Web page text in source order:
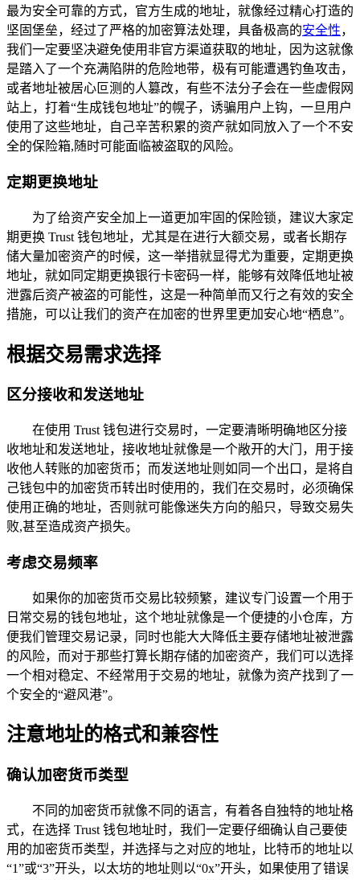
最为安全可靠的方式，官方生成的地址，就像经过精心打造的
坚固堡垒，经过了严格的加密算法处理，具备极高的安全性，
我们一定要坚决避免使用非官方渠道获取的地址，因为这就像
是踏入了一个充满陷阱的危险地带，极有可能遭遇钓鱼攻击，
或者地址被居心叵测的人篡改，有些不法分子会在一些虚假网
站上，打着“生成钱包地址”的幌子，诱骗用户上钩，一旦用户
使用了这些地址，自己辛苦积累的资产就如同放入了一个不安
全的保险箱,随时可能面临被盗取的风险。
定期更换地址
为了给资产安全加上一道更加牢固的保险锁，建议大家定
期更换 Trust 钱包地址，尤其是在进行大额交易，或者长期存
储大量加密资产的时候，这一举措就显得尤为重要，定期更换
地址，就如同定期更换银行卡密码一样，能够有效降低地址被
泄露后资产被盗的可能性，这是一种简单而又行之有效的安全
措施，可以让我们的资产在加密的世界里更加安心地“栖息”。
根据交易需求选择
区分接收和发送地址
在使用 Trust 钱包进行交易时，一定要清晰明确地区分接
收地址和发送地址，接收地址就像是一个敞开的大门，用于接
收他人转账的加密货币；而发送地址则如同一个出口，是将自
己钱包中的加密货币转出时使用的，我们在交易时，必须确保
使用正确的地址，否则就可能像迷失方向的船只，导致交易失
败,甚至造成资产损失。
考虑交易频率
如果你的加密货币交易比较频繁，建议专门设置一个用于
日常交易的钱包地址，这个地址就像是一个便捷的小仓库，方
便我们管理交易记录，同时也能大大降低主要存储地址被泄露
的风险，而对于那些打算长期存储的加密资产，我们可以选择
一个相对稳定、不经常用于交易的地址，就像为资产找到了一
个安全的“避风港”。
注意地址的格式和兼容性
确认加密货币类型
不同的加密货币就像不同的语言，有着各自独特的地址格
式，在选择 Trust 钱包地址时，我们一定要仔细确认自己要使
用的加密货币类型，并选择与之对应的地址，比特币的地址以
“1”或“3”开头，以太坊的地址则以“0x”开头，如果使用了错误